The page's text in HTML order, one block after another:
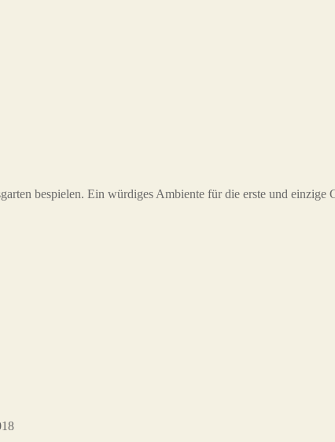
bespielen. Ein würdiges Ambiente für die erste und einzige